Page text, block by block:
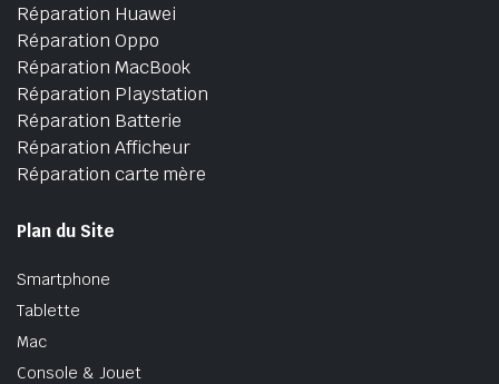
Réparation Huawei
Réparation Oppo
Réparation MacBook
Réparation Playstation
Réparation Batterie
Réparation Afficheur
Réparation carte mère
Plan du Site
Smartphone
Tablette
Mac
Console & Jouet